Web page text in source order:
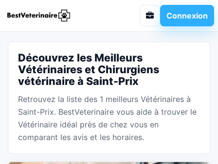
Connexion
Découvrez les Meilleurs
Vétérinaires et Chirurgiens
vétérinaire à Saint-Prix
Retrouvez la liste des 1 meilleurs Vétérinaires à
Saint-Prix. BestVeterinaire vous aide à trouver le
Vétérinaire idéal près de chez vous en
comparant les avis et les horaires.